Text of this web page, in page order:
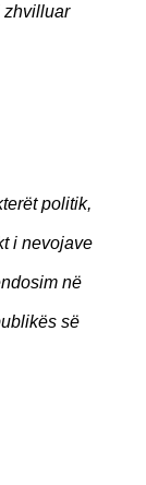
zhvilluar
politik,
i nevojave
në
së